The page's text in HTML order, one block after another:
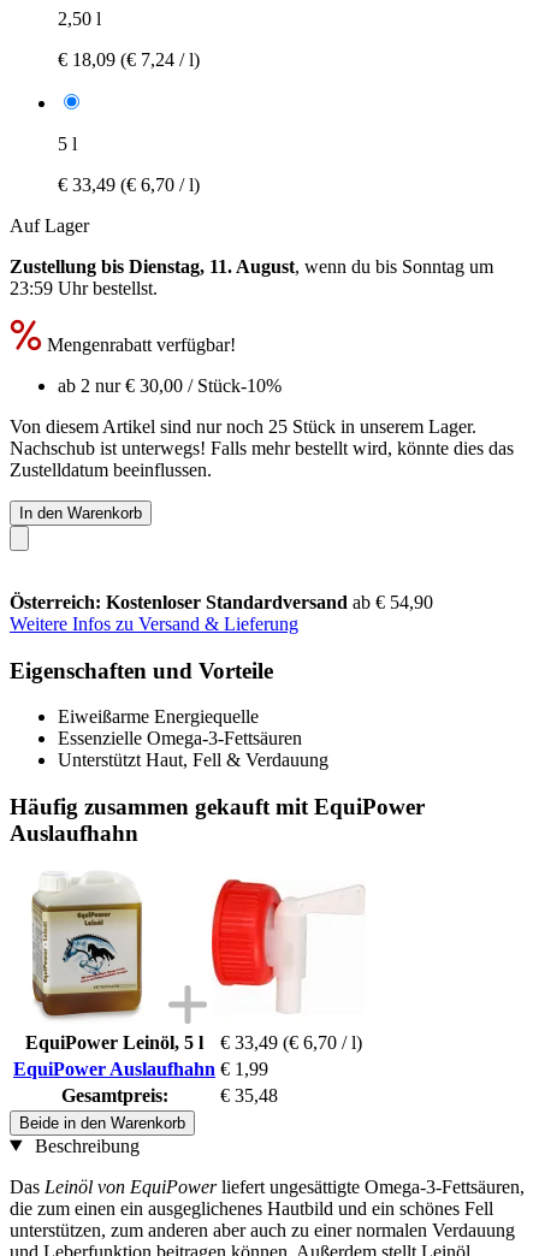
2,50 l
€ 18,09 (€ 7,24 / l)
5 l
€ 33,49 (€ 6,70 / l)
Auf Lager
Zustellung bis Dienstag, 11. August, wenn du bis Sonntag um
23:59 Uhrbestellst.
Mengenrabatt verfügbar!
ab 2 nur€ 30,00 / Stück-10%
Von diesem Artikel sind nur noch 25 Stück in unserem Lager.
Nachschub ist unterwegs! Falls mehr bestellt wird, könnte dies das
Zustelldatum beeinflussen.
In den Warenkorb
Österreich: Kostenloser Standardversand ab € 54,90
Weitere Infos zu Versand & Lieferung
Eigenschaften und Vorteile
Eiweißarme Energiequelle
Essenzielle Omega-3-Fettsäuren
Unterstützt Haut, Fell & Verdauung
Häufig zusammen gekauft mit EquiPower
Auslaufhahn
EquiPower Leinöl, 5 l € 33,49 (€ 6,70 / l)
EquiPower Auslaufhahn € 1,99
Gesamtpreis:
€ 35,48
Beide in den Warenkorb
Beschreibung
Das Leinöl von EquiPowerliefert ungesättigte Omega-3-Fettsäuren,
die zum einen ein ausgeglichenes Hautbild und ein schönes Fell
unterstützen, zum anderen aber auch zu einer normalen Verdauung
und Leberfunktion beitragen können. Außerdem stellt Leinöl